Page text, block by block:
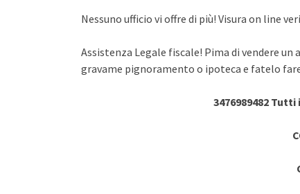
Nessuno ufficio vi offre di più! Visura on line
Assistenza Legale fiscale! Pima di vendere
gravame pignoramento o ipoteca e fatelo
3476989482